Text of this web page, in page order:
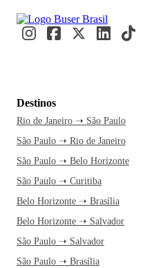
Destinos
Rio de Janeiro ➝ São Paulo
São Paulo ➝ Rio de Janeiro
São Paulo ➝ Belo Horizonte
São Paulo ➝ Curitiba
Belo Horizonte ➝ Brasília
Belo Horizonte ➝ Salvador
São Paulo ➝ Salvador
São Paulo ➝ Brasília